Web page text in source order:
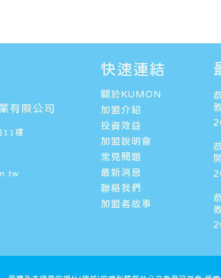
有限公司
11樓
快速連結
關於KUMON
加盟介紹
投資效益
加盟說明會
常見問題
最新消息
聯絡我們
加盟者故事